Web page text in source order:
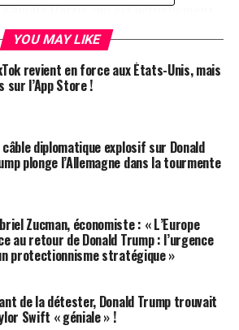
Harris, qui est actuellement
présumée à la présidence après
a fait son entrée sur TikTok le 25
l’attention.
à ce jour, Harris a accumulé
2,7 millions de followers au
La dernière vidéo met en scène
membre du groupe NSYNC.
la caméra et demande : « Hé Kamala,
à Donald Trump en novembre ? » Il
Harris, qui se tient à ses côtés. «
elle en riant. La musique de fond
Bye Bye », sortie par NSYNC en
YOU MAY LIKE
revient en force aux États-Unis, mais
sur l’App Store !
câble diplomatique explosif sur Donald
plonge l’Allemagne dans la tourmente
Zucman, économiste : « L’Europe
au retour de Donald Trump : l’urgence
protectionnisme stratégique »
de la détester, Donald Trump trouvait
Swift « géniale » !